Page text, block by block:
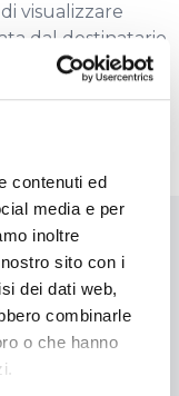
contenuti ed
media e per
inoltre
sito con i
dei dati web,
combinarle
o che hanno
visualizzare
dal destinatario
giudiziari e delle